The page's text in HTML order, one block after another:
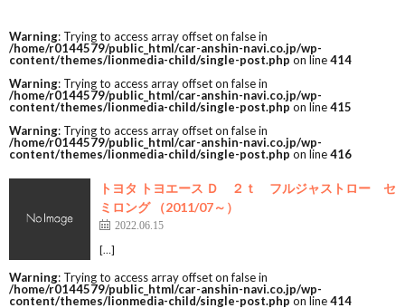
Warning: Trying to access array offset on false in
/home/r0144579/public_html/car-anshin-navi.co.jp/wp-
content/themes/lionmedia-child/single-post.php on line414
Warning: Trying to access array offset on false in
/home/r0144579/public_html/car-anshin-navi.co.jp/wp-
content/themes/lionmedia-child/single-post.php on line415
Warning: Trying to access array offset on false in
/home/r0144579/public_html/car-anshin-navi.co.jp/wp-
content/themes/lionmedia-child/single-post.php on line416
トヨタ トヨエース Ｄ ２ｔ フルジャストロー セ
ミロング （2011/07～）
2022.06.15
[…]
Warning: Trying to access array offset on false in
/home/r0144579/public_html/car-anshin-navi.co.jp/wp-
content/themes/lionmedia-child/single-post.php on line414